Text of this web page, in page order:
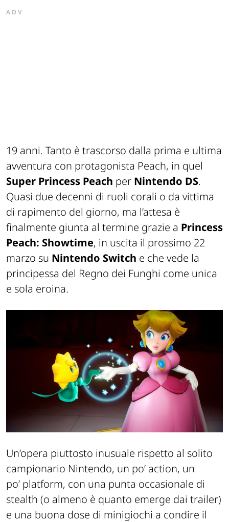
ADV
19 anni. Tanto è trascorso dalla prima e ultima
avventura con protagonista Peach, in quel
Super Princess Peach per Nintendo DS.
Quasi due decenni di ruoli corali o da vittima
di rapimento del giorno, ma l’attesa è
finalmente giunta al termine grazie a Princess
Peach: Showtime, in uscita il prossimo 22
marzo su Nintendo Switch e che vede la
principessa del Regno dei Funghi come unica
e sola eroina.
Un’opera piuttosto inusuale rispetto al solito
campionario Nintendo, un po’ action, un
po’ platform, con una punta occasionale di
stealth (o almeno è quanto emerge dai trailer)
e una buona dose di minigiochi a condire il